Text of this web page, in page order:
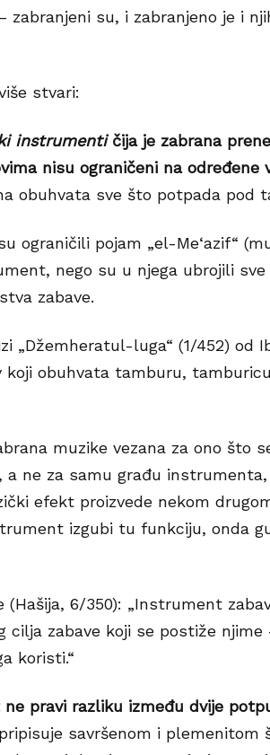
zabranjeni su, i zabranjeno je i
stvari:
instrumentičija je zabrana
nisu ograničeni na određene
obuhvata sve što potpada pod
ograničili pojam „el-Me‘azif“
nego su u njega ubrojili
zabave.
„Džemheratul-luga“ (1/452) od
koji obuhvata tamburu,
muzike vezana za ono što
a ne za samu građu
efekt proizvede nekom
izgubi tu funkciju, onda
(Hašija, 6/350): „Instrument
cilja zabave koji se postiže
koristi.“
ne pravi razliku između dvije
savršenom i plemenitom